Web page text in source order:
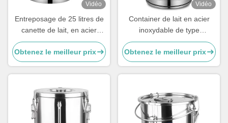
Vidéo
Entreposage de 25 litres de
canette de lait, en acier
inoxydable pour le transport
Obtenez le meilleur prix
Vidéo
Container de lait en acier
inoxydable de type
couvercle, OEM Ss Can 50L
Obtenez le meilleur prix